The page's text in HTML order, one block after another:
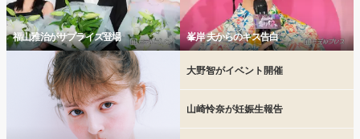
福山雅治がサプライズ登場 峯岸 夫からのキス告白
大野智がイベント開催
山崎怜奈が妊娠生報告